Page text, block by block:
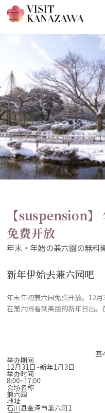
旅行方案
Travel Trade and Media
Languages
【suspension】
免费开放
新年伊始去兼六园吧
年末年初兼六园免费开放。12
在兼六园看到美丽的新年日出。
基
举办期间
12月31日~新年1月3日
举办时间
8:00~17:00
会场名称
兼六园
地址
石川县金泽市兼六町1